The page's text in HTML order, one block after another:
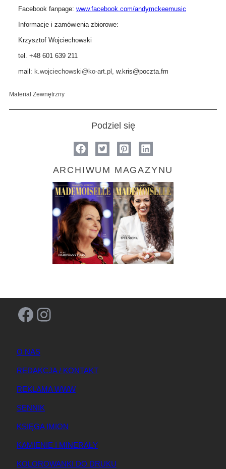
Facebook fanpage: www.facebook.com/andymckeemusic
Informacje i zamówienia zbiorowe:
Krzysztof Wojciechowski
tel. +48 601 639 211
mail: k.wojciechowski@ko-art.pl, w.kris@poczta.fm
Materiał Zewnętrzny
Podziel się
ARCHIWUM MAGAZYNU
Facebook Instagram
O NAS
REDAKCJA / KONTAKT
REKLAMA WWW
SENNIK
KSIĘGA IMION
KAMIENIE I MINERAŁY
KOLOROWANKI DO DRUKU